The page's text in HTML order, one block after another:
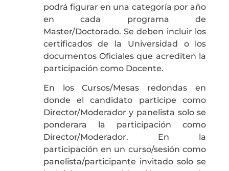
podrá figurar en una categoría por año
en cada programa de
Master/Doctorado. Se deben incluir los
certificados de la Universidad o los
documentos Oficiales que acrediten la
participación como Docente.
En los Cursos/Mesas redondas en
donde el candidato participe como
Director/Moderador y panelista solo se
ponderara la participación como
Director/Moderador. En la
participación en un curso/sesión como
panelista/participante invitado solo se